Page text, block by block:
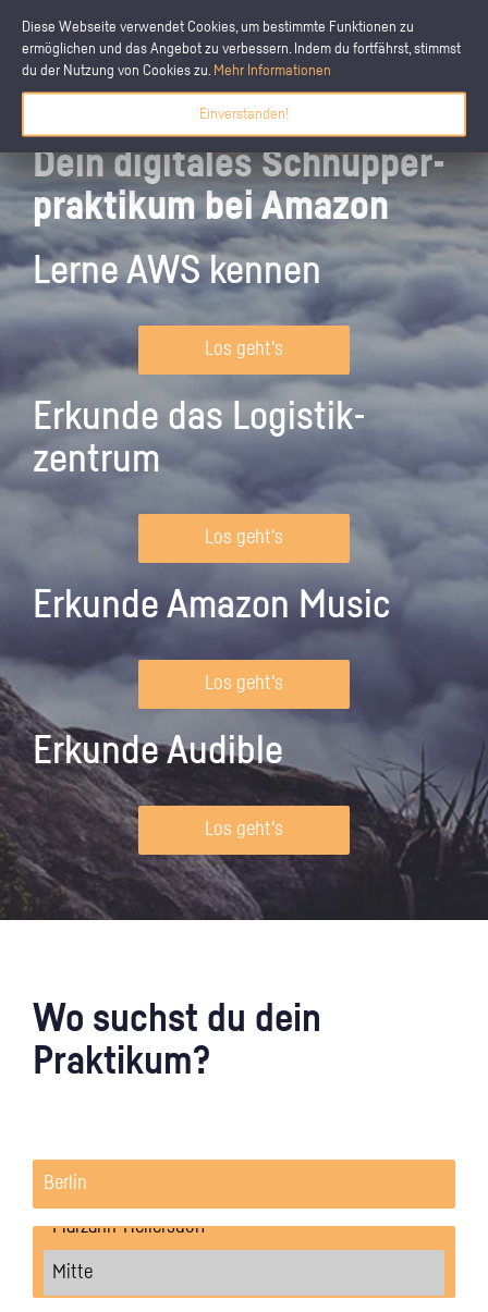
Diese Webseite verwendet Cookies, um bestimmte Funktionen zu
ermöglichen und das Angebot zu verbessern. Indem du fortfährst, stimmst
du der Nutzung von Cookies zu. Mehr Informationen
Einverstanden!
Dein digitales Schnupper­
praktikum bei Amazon
Lerne AWS kennen
Los geht's
Erkunde das Logistik­
zentrum
Los geht's
Erkunde Amazon Music
Los geht's
Erkunde Audible
Los geht's
Wo suchst du dein
Praktikum?